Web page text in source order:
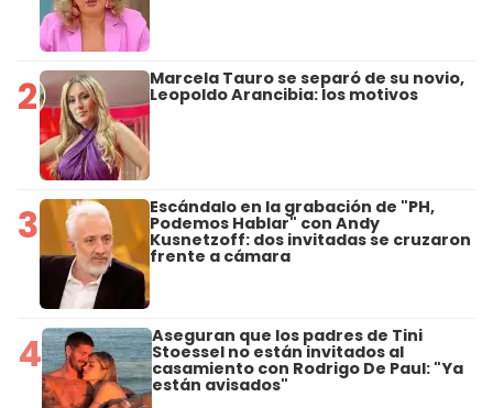
2 Marcela Tauro se separó de su novio,
Leopoldo Arancibia: los motivos
3 Escándalo en la grabación de "PH,
Podemos Hablar" con Andy
Kusnetzoff: dos invitadas se cruzaron
frente a cámara
4 Aseguran que los padres de Tini
Stoessel no están invitados al
casamiento con Rodrigo De Paul: "Ya
están avisados"